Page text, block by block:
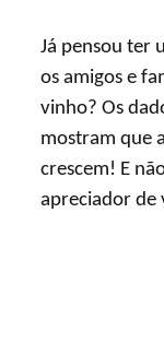
Já pensou ter
os amigos e
vinho? Os
mostram que
crescem! E
apreciador de